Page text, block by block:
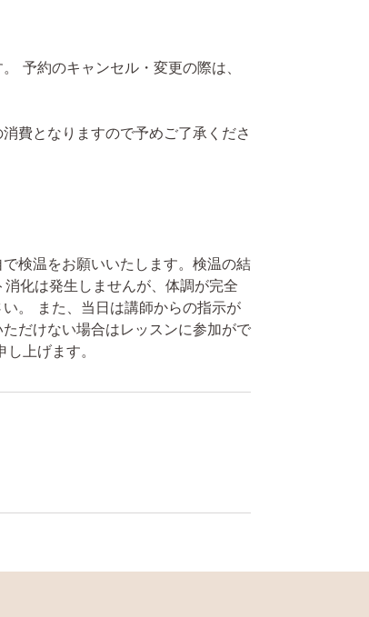
予約のキャンセル・変更の際は、
費となりますので予めご了承くださ
検温をお願いいたします。検温の結
化は発生しませんが、体調が完全
。 また、当日は講師からの指示が
だけない場合はレッスンに参加がで
上げます。